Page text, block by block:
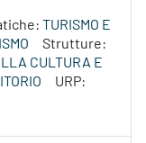
TURISMO E
Strutture:
CULTURA E
URP: